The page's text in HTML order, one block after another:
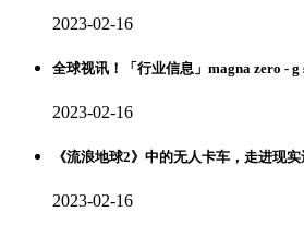
2023-02-16
全球视讯！「行业信息」magna zero -
2023-02-16
《流浪地球2》中的无人卡车，走进现实
2023-02-16